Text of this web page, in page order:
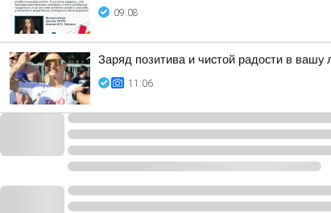
09:08
Заряд позитива и чистой радости в вашу
11:06